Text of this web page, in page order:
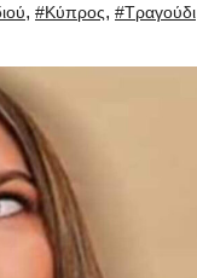
, #Κύπρος, #Τραγούδι